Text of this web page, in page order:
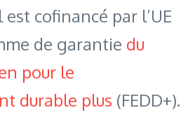
cofinancé par l’UE
de garantie du
pour le
durable plus (FEDD+).